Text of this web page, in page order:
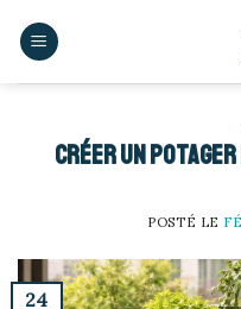
Créer un potager
POSTÉ LE
24